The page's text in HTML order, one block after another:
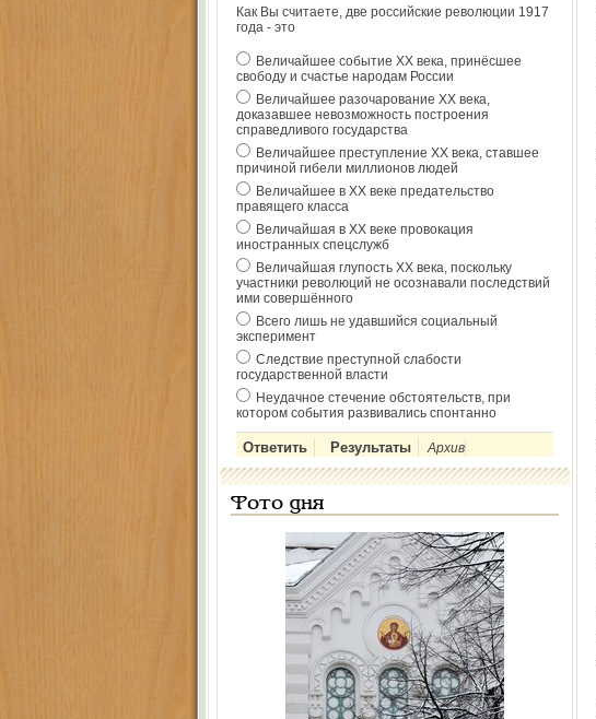
Как Вы считаете, две российские революции 1917
года - это
Величайшее событие ХХ века, принёсшее
свободу и счастье народам России
Величайшее разочарование ХХ века,
доказавшее невозможность построения
справедливого государства
Величайшее преступление ХХ века, ставшее
причиной гибели миллионов людей
Величайшее в ХХ веке предательство
правящего класса
Величайшая в ХХ веке провокация
иностранных спецслужб
Величайшая глупость ХХ века, поскольку
участники революций не осознавали последствий
ими совершённого
Всего лишь не удавшийся социальный
эксперимент
Следствие преступной слабости
государственной власти
Неудачное стечение обстоятельств, при
котором события развивались спонтанно
Архив
Фото дня